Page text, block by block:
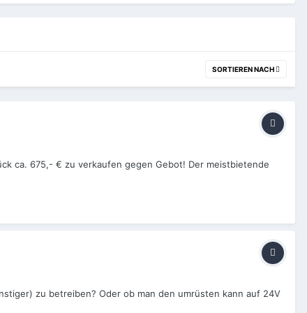
SORTIEREN NACH
ca. 675,- € zu verkaufen gegen Gebot! Der meistbietende
zu betreiben? Oder ob man den umrüsten kann auf 24V